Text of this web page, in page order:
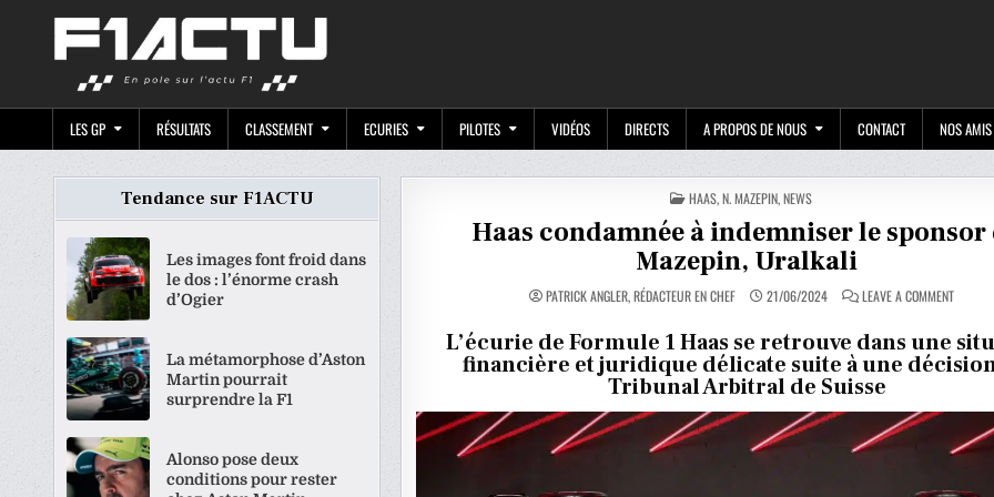
LES GP RÉSULTATS CLASSEMENT ECURIES PILOTES VIDÉOS DIRECTS A PROPOS DE NOUS CONTACT NOS AMIS
POSTED
IN
HAAS,N. MAZEPIN,NEWS
Haas condamnée à indemniser le sponsor
Mazepin, Uralkali
PATRICK ANGLER, RÉDACTEUR EN CHEF 21/06/2024 LEAVE A COMMENTON
HAAS
À
LE
L’écurie de Formule 1 Haas se retrouve dans une
financière et juridique délicate suite à une
Tribunal Arbitral de Suisse
Tendance sur F1ACTU
Les images font froid dans
le dos : l’énorme crash
d’Ogier
La métamorphose d’Aston
Martin pourrait
surprendre la F1
Alonso pose deux
conditions pour rester